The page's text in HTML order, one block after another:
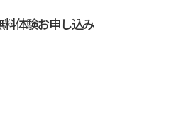
体験お申し込み